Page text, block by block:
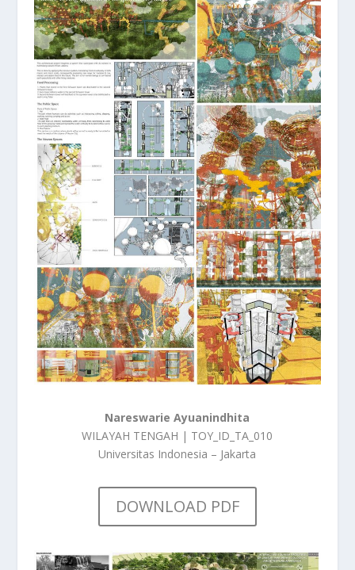
Nareswarie Ayuanindhita
WILAYAH TENGAH | TOY_ID_TA_010
Universitas Indonesia – Jakarta
DOWNLOAD PDF